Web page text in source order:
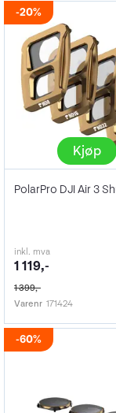
20%
Kjøp
inkl. mva
1 119,-
1 399,-
Varenr 171424
60%